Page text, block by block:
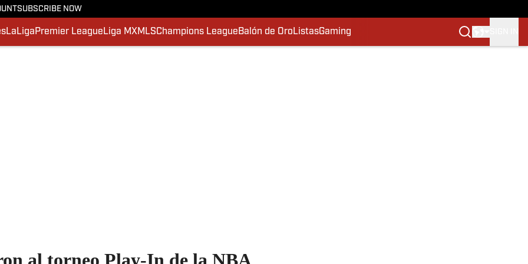
SUBSCRIBE NOW
LaLiga Premier League Liga MXMLSChampions League Balón de Oro ListasGaming